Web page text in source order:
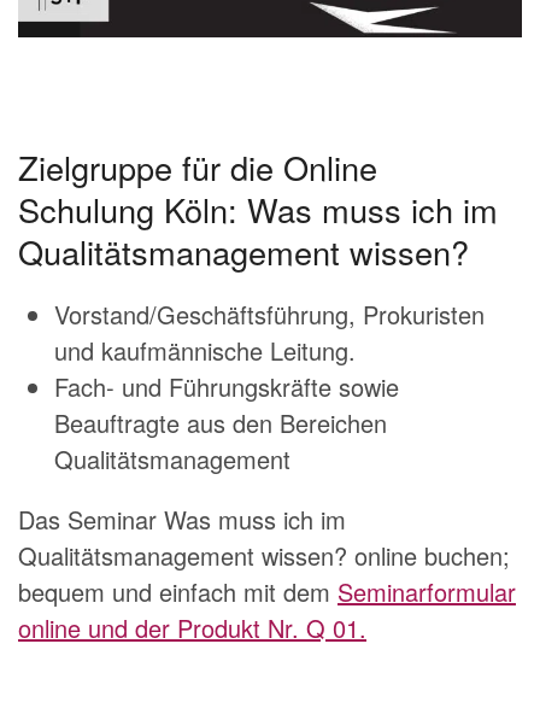
Zielgruppe für die Online
Schulung Köln: Was muss ich im
Qualitätsmanagement wissen?
Vorstand/Geschäftsführung, Prokuristen
und kaufmännische Leitung.
Fach- und Führungskräfte sowie
Beauftragte aus den Bereichen
Qualitätsmanagement
Das Seminar Was muss ich im
Qualitätsmanagement wissen? online buchen;
bequem und einfach mit dem Seminarformular
online und der Produkt Nr. Q 01.